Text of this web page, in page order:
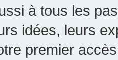
à tous les
idées, leurs
premier